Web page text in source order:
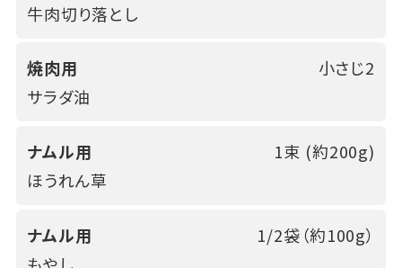
牛肉切り落とし
焼肉用
サラダ油
小さじ2
ナムル用
ほうれん草
1束 (約200g)
ナムル用
もやし
1/2袋（約100g）